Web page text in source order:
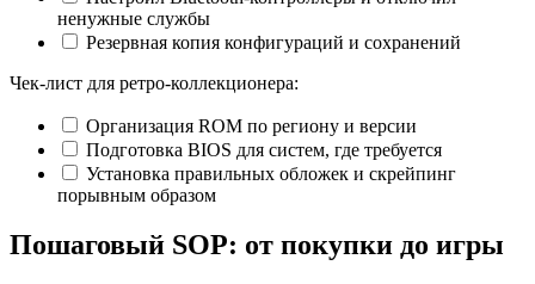
ненужные службы
Резервная копия конфигураций и сохранений
Чек‑лист для ретро‑коллекционера:
Организация ROM по региону и версии
Подготовка BIOS для систем, где требуется
Установка правильных обложек и скрейпинг
порывным образом
Пошаговый SOP: от покупки до игры